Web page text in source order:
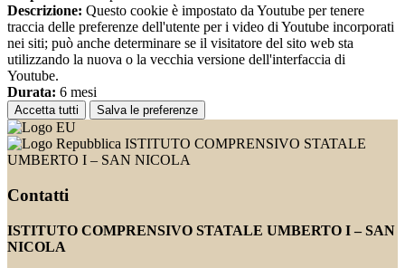
Descrizione: Questo cookie è impostato da Youtube per tenere
traccia delle preferenze dell'utente per i video di Youtube incorporati
nei siti; può anche determinare se il visitatore del sito web sta
utilizzando la nuova o la vecchia versione dell'interfaccia di
Youtube.
Durata: 6 mesi
Accetta tutti Salva le preferenze
ISTITUTO COMPRENSIVO STATALE
UMBERTO I – SAN NICOLA
Contatti
ISTITUTO COMPRENSIVO STATALE UMBERTO I – SAN
NICOLA